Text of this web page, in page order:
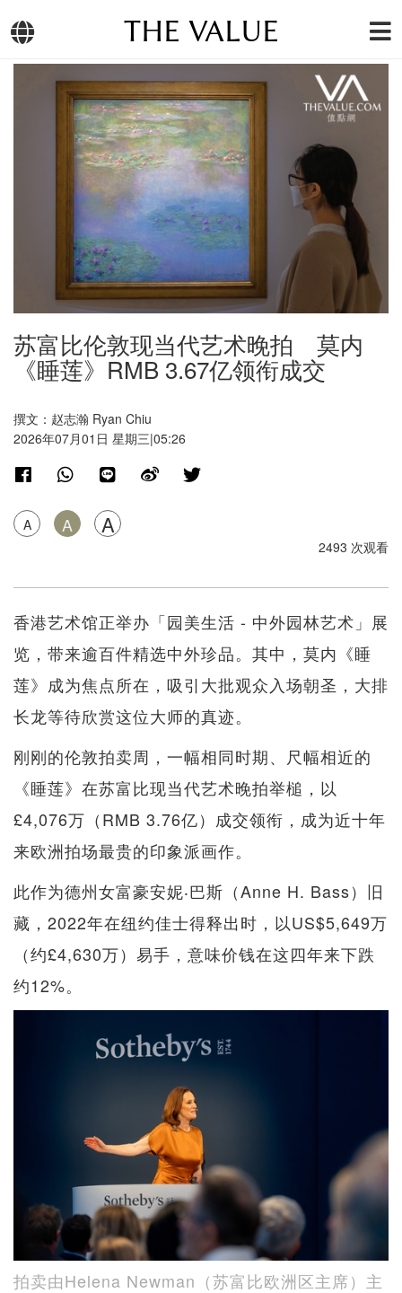
THE VALUE
苏富比伦敦现当代艺术晚拍 莫内
《睡莲》RMB 3.67亿领衔成交
撰文：赵志瀚 Ryan Chiu
2026年07月01日 星期三|05:26
A A A
2493 次观看
香港艺术馆正举办「园美生活 - 中外园林艺术」展
览，带来逾百件精选中外珍品。其中，莫内《睡
莲》成为焦点所在，吸引大批观众入场朝圣，大排
长龙等待欣赏这位大师的真迹。
刚刚的伦敦拍卖周，一幅相同时期、尺幅相近的
《睡莲》在苏富比现当代艺术晚拍举槌，以
£4,076万（RMB 3.76亿）成交领衔，成为近十年
来欧洲拍场最贵的印象派画作。
此作为德州女富豪安妮‧巴斯（Anne H. Bass）旧
藏，2022年在纽约佳士得释出时，以US$5,649万
（约£4,630万）易手，意味价钱在这四年来下跌
约12%。
拍卖由Helena Newman（苏富比欧洲区主席）主